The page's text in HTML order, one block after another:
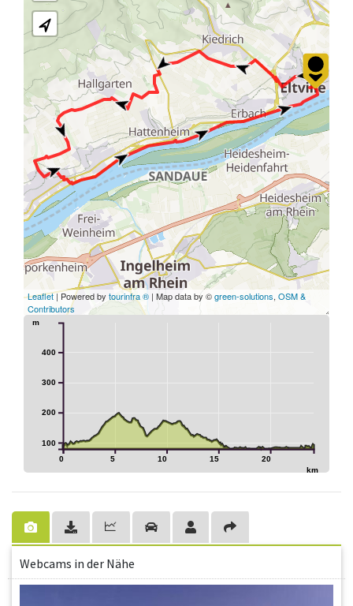
Leaflet| Powered by tourinfra ® | Map data by ©green-solutions, OSM &
Contributors
0 5 10 15 20
km
100
200
300
400
m
Webcams in der Nähe